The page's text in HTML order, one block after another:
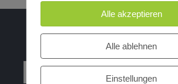
Alle akzeptieren
Alle ablehnen
Einstellungen